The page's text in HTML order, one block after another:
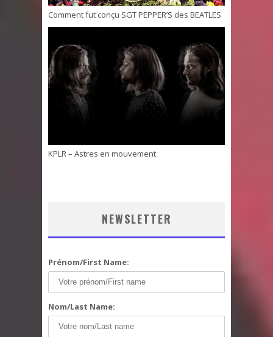
Comment fut conçu SGT PEPPER’S des BEATLES
KPLR – Astres en mouvement
NEWSLETTER
Prénom/First Name:
Nom/Last Name: